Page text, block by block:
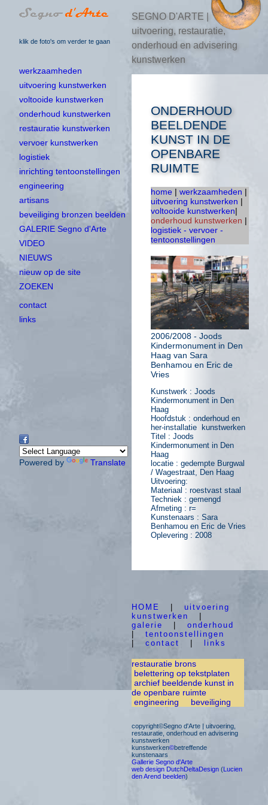
klik de foto's om verder te gaan
SEGNO D'ARTE |
uitvoering, restauratie,
onderhoud en advisering
kunstwerken
werkzaamheden
uitvoering kunstwerken
voltooide kunstwerken
onderhoud kunstwerken
restauratie kunstwerken
vervoer kunstwerken
logistiek
inrichting tentoonstellingen
engineering
artisans
beveiliging bronzen beelden
GALERIE Segno d'Arte
VIDEO
NIEUWS
nieuw op de site
ZOEKEN
contact
links
Powered by Translate
ONDERHOUD
BEELDENDE
KUNST IN DE
OPENBARE
RUIMTE
home | werkzaamheden |
uitvoering kunstwerken |
voltooide kunstwerken|
onderhoud kunstwerken |
logistiek - vervoer -
tentoonstellingen
2006/2008 - Joods
Kindermonument in Den
Haag van Sara
Benhamou en Eric de
Vries
Kunstwerk : Joods
Kindermonument in Den
Haag
Hoofdstuk : onderhoud en
her-installatie kunstwerken
Titel : Joods
Kindermonument in Den
Haag
locatie : gedempte Burgwal
/ Wagestraat, Den Haag
Uitvoering:
Materiaal : roestvast staal
Techniek : gemengd
Afmeting : r=
Kunstenaars : Sara
Benhamou en Eric de Vries
Oplevering : 2008
HOME
uitvoering
kunstwerken
galerie
onderhoud
tentoonstellingen
contact links
restauratie brons
belettering op tekstplaten
archief beeldende kunst in
de openbare ruimte
engineering
beveiliging
copyright©Segno d'Arte | uitvoering,
restauratie, onderhoud en advisering
kunstwerken
kunstwerken©betreffende
kunstenaars
Gallerie Segno d'Arte
web design DutchDeltaDesign ( Lucien
den Arend beelden)